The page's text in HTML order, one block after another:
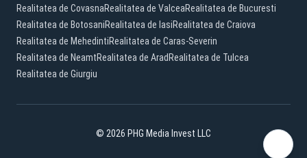
Realitatea de CovasnaRealitatea de ValceaRealitatea de Bucuresti
Realitatea de BotosaniRealitatea de IasiRealitatea de Craiova
Realitatea de MehedintiRealitatea de Caras-Severin
Realitatea de NeamtRealitatea de Arad Realitatea de Tulcea
Realitatea de Giurgiu
© 2026 PHG Media Invest LLC